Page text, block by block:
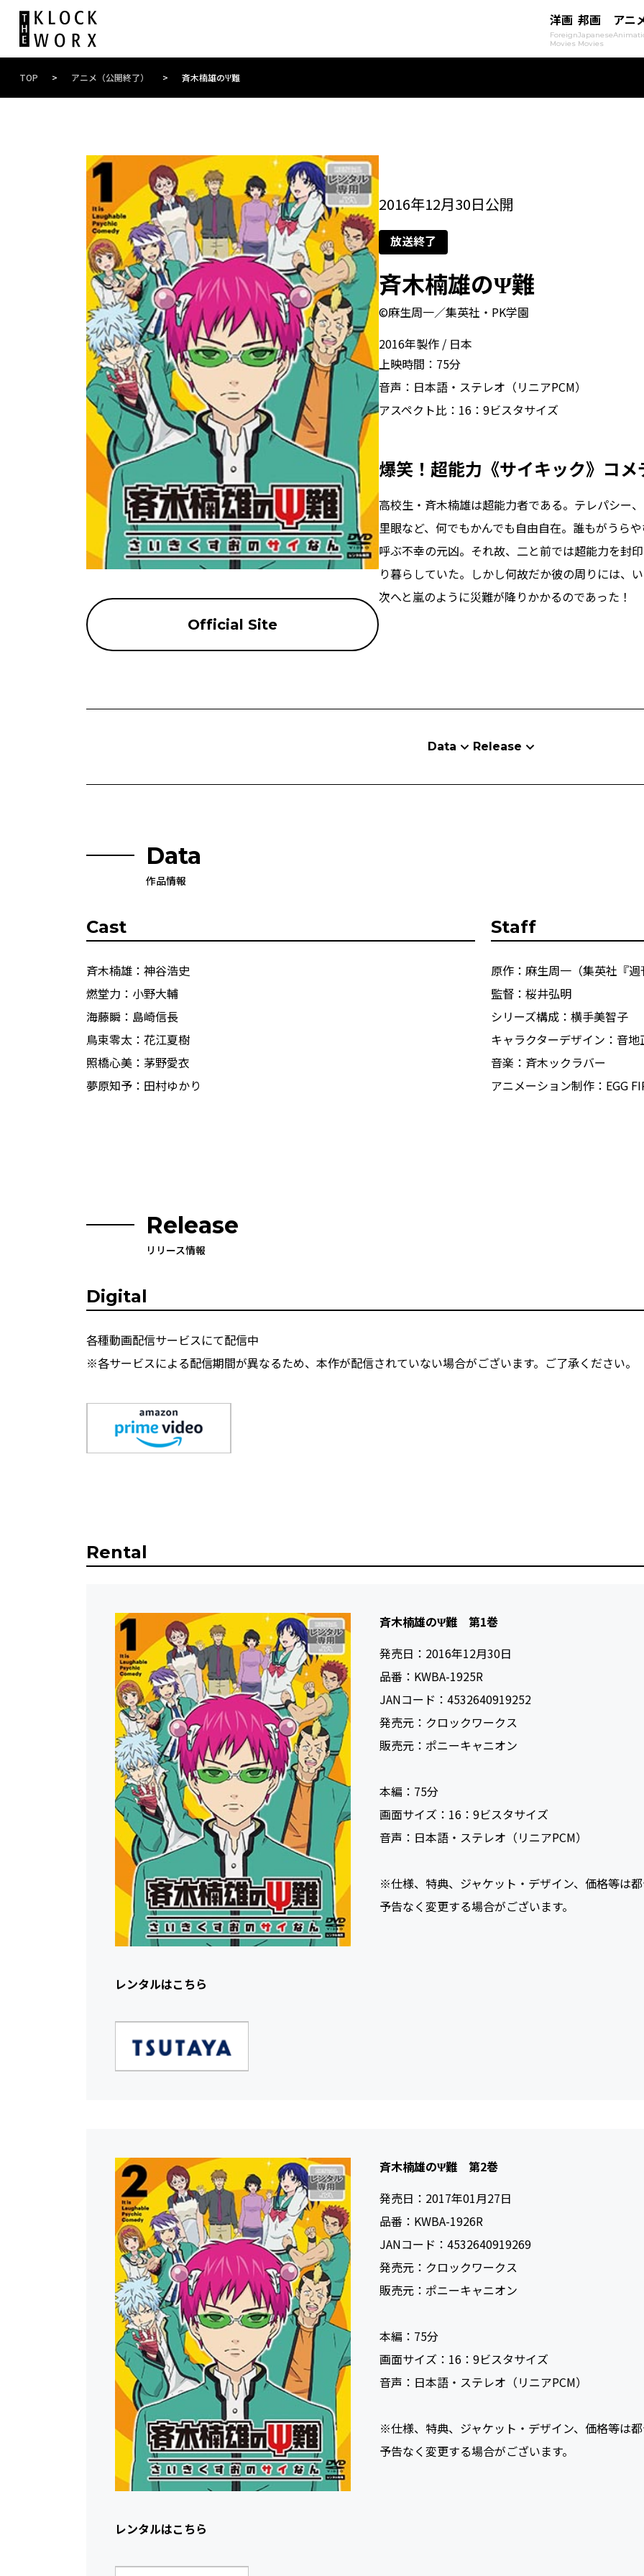
洋画
Foreign
Movies
邦画
Japanese
Movies
アニ
TOP > アニメ（公開終了） > 斉木楠雄のΨ難
Official Site
2016年12月30日公開
放送終了
斉木楠雄のΨ難
©麻生周一／集英社・PK学園
2016年製作
日本
上映時間： 75分
音声： 日本語・ステレオ（リニアPCM）
アスペクト比： 16：9ビスタサイズ
爆笑！超能力《サイキック》コメ
高校生・斉木楠雄は超能力者である。テレパシー
里眼など、何でもかんでも自由自在。誰もがうら
呼ぶ不幸の元凶。それ故、二と前では超能力を封
り暮らしていた。しかし何故だか彼の周りには、
次へと嵐のように災難が降りかかるのであった！
Data Release
Data
作品情報
Cast
斉木楠雄：神谷浩史
燃堂力：小野大輔
海藤瞬：島崎信長
鳥束零太：花江夏樹
照橋心美：茅野愛衣
夢原知予：田村ゆかり
Staff
原作：麻生周一（集英社『
監督：桜井弘明
シリーズ構成：横手美智子
キャラクターデザイン：音地
音楽：斉木ックラバー
アニメーション制作：EGG
Release
リリース情報
Digital
各種動画配信サービスにて配信中
※各サービスによる配信期間が異なるため、本作が配信されていない場合がございます。ご了承ください。
Rental
斉木楠雄のΨ難 第1巻
発売日： 2016年12月30日
品番： KWBA-1925R
JANコード： 4532640919252
発売元： クロックワークス
販売元： ポニーキャニオン
本編： 75
画面サイズ： 16：9ビスタサイズ
音声： 日本語・ステレオ（リニアPCM）
※仕様、特典、ジャケット・デザイン、価格等は
予告なく変更する場合がございます。
レンタルはこちら
斉木楠雄のΨ難 第2巻
発売日： 2017年01月27日
品番： KWBA-1926R
JANコード： 4532640919269
発売元： クロックワークス
販売元： ポニーキャニオン
本編： 75
画面サイズ： 16：9ビスタサイズ
音声： 日本語・ステレオ（リニアPCM）
※仕様、特典、ジャケット・デザイン、価格等は
予告なく変更する場合がございます。
レンタルはこちら